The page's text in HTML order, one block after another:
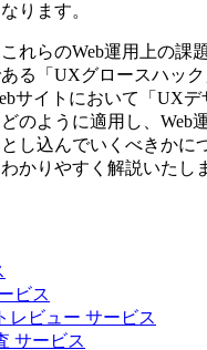
ります。
れらのWeb運用上の課
る「UXグロースハッ
サイトにおいて「UX
のように適用し、Web
し込んでいくべきかに
かりやすく解説いたし
ビス
レビュー サービス
サービス